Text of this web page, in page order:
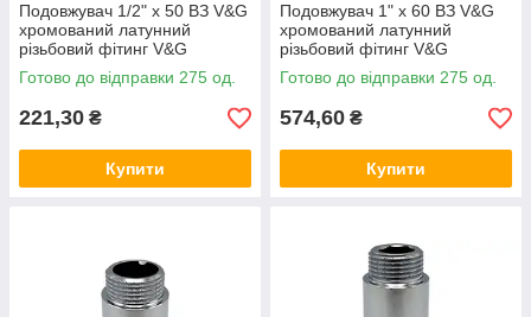
Подовжувач 1/2" x 50 ВЗ V&G
хромований латунний
різьбовий фітинг V&G
(VALOGIN) для
водопостачання та опалення
Готово до відправки 275 од.
221,30 ₴
Купити
Подовжувач 1" x 60 ВЗ V&G
хромований латунний
різьбовий фітинг V&G
(VALOGIN) для
водопостачання та опалення
Готово до відправки 275 од.
574,60 ₴
Купити